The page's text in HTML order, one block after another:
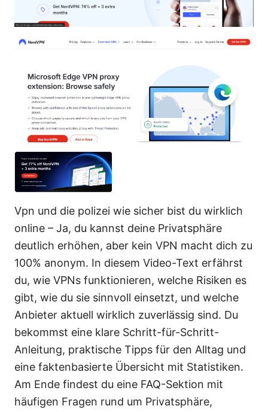
Vpn und die polizei wie sicher bist du wirklich
online – Ja, du kannst deine Privatsphäre
deutlich erhöhen, aber kein VPN macht dich zu
100% anonym. In diesem Video-Text erfährst
du, wie VPNs funktionieren, welche Risiken es
gibt, wie du sie sinnvoll einsetzt, und welche
Anbieter aktuell wirklich zuverlässig sind. Du
bekommst eine klare Schritt-für-Schritt-
Anleitung, praktische Tipps für den Alltag und
eine faktenbasierte Übersicht mit Statistiken.
Am Ende findest du eine FAQ-Sektion mit
häufigen Fragen rund um Privatsphäre,